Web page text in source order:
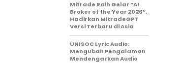
Mitrade Raih Gelar “AI
Broker of the Year 2026”,
Hadirkan MitradeGPT
Versi Terbaru di Asia
UNISOC Lyric Audio:
Mengubah Pengalaman
Mendengarkan Audio